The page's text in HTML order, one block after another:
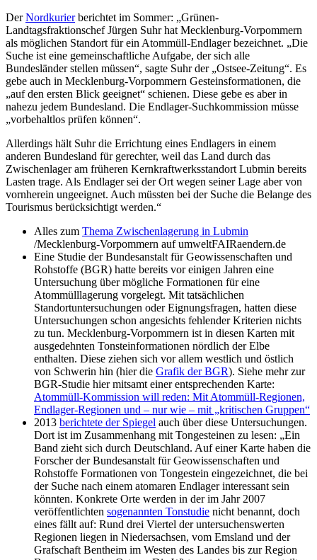
DerNordkurierberichtet im Sommer: „Grünen-
Landtagsfraktionschef Jürgen Suhr hat Mecklenburg-Vorpommern
als möglichen Standort für ein Atommüll-Endlager bezeichnet. „Die
Suche ist eine gemeinschaftliche Aufgabe, der sich alle
Bundesländer stellen müssen“, sagte Suhr der „Ostsee-Zeitung“. Es
gebe auch in Mecklenburg-Vorpommern Gesteinsformationen, die
„auf den ersten Blick geeignet“ schienen. Diese gebe es aber in
nahezu jedem Bundesland. Die Endlager-Suchkommission müsse
„vorbehaltlos prüfen können“.
Allerdings hält Suhr die Errichtung eines Endlagers in einem
anderen Bundesland für gerechter, weil das Land durch das
Zwischenlager am früheren Kernkraftwerksstandort Lubmin bereits
Lasten trage. Als Endlager sei der Ort wegen seiner Lage aber von
vornherein ungeeignet. Auch müssten bei der Suche die Belange des
Tourismus berücksichtigt werden.“
Alles zum Thema Zwischenlagerung in Lubmin
/Mecklenburg-Vorpommern auf umweltFAIRaendern.de
Eine Studie der Bundesanstalt für Geowissenschaften und
Rohstoffe (BGR) hatte bereits vor einigen Jahren eine
Untersuchung über mögliche Formationen für eine
Atommülllagerung vorgelegt. Mit tatsächlichen
Standortuntersuchungen oder Eignungsfragen, hatten diese
Untersuchungen schon angesichts fehlender Kriterien nichts
zu tun. Mecklenburg-Vorpommern ist in diesen Karten mit
ausgedehnten Tonsteinformationen nördlich der Elbe
enthalten. Diese ziehen sich vor allem westlich und östlich
von Schwerin hin (hier die Grafik der BGR). Siehe mehr zur
BGR-Studie hier mitsamt einer entsprechenden Karte:
Atommüll-Kommission will reden: Mit Atommüll-Regionen,
Endlager-Regionen und – nur wie – mit „kritischen Gruppen“
2013 berichtete der Spiegel auch über diese Untersuchungen.
Dort ist im Zusammenhang mit Tongesteinen zu lesen: „Ein
Band zieht sich durch Deutschland. Auf einer Karte haben die
Forscher der Bundesanstalt für Geowissenschaften und
Rohstoffe Formationen von Tongestein eingezeichnet, die bei
der Suche nach einem atomaren Endlager interessant sein
könnten. Konkrete Orte werden in der im Jahr 2007
veröffentlichten sogenannten Tonstudie nicht benannt, doch
eines fällt auf: Rund drei Viertel der untersuchenswerten
Regionen liegen in Niedersachsen, vom Emsland und der
Grafschaft Bentheim im Westen des Landes bis zur Region